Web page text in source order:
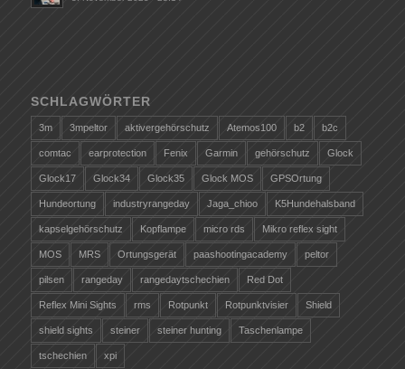
SCHLAGWÖRTER
3m 3mpeltor aktivergehörschutz Atemos100 b2 b2c
comtac earprotection Fenix Garmin gehörschutz Glock
Glock17 Glock34 Glock35 Glock MOS GPSOrtung
Hundeortung industryrangeday Jaga_chioo K5Hundehalsband
kapselgehörschutz Kopflampe micro rds Mikro reflex sight
MOS MRS Ortungsgerät paashootingacademy peltor
pilsen rangeday rangedaytschechien Red Dot
Reflex Mini Sights rms Rotpunkt Rotpunktvisier Shield
shield sights steiner steiner hunting Taschenlampe
tschechien xpi